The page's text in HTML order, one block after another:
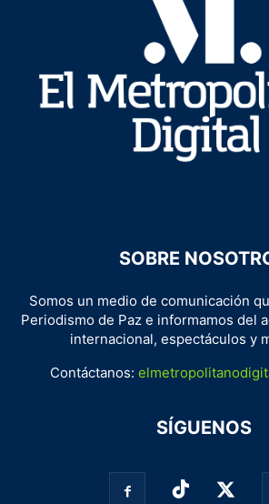
SOBRE
Somos un medio de comunicación
Periodismo de Paz e informamos del
internacional, espectáculos y
Contáctanos:
SÍGUENOS